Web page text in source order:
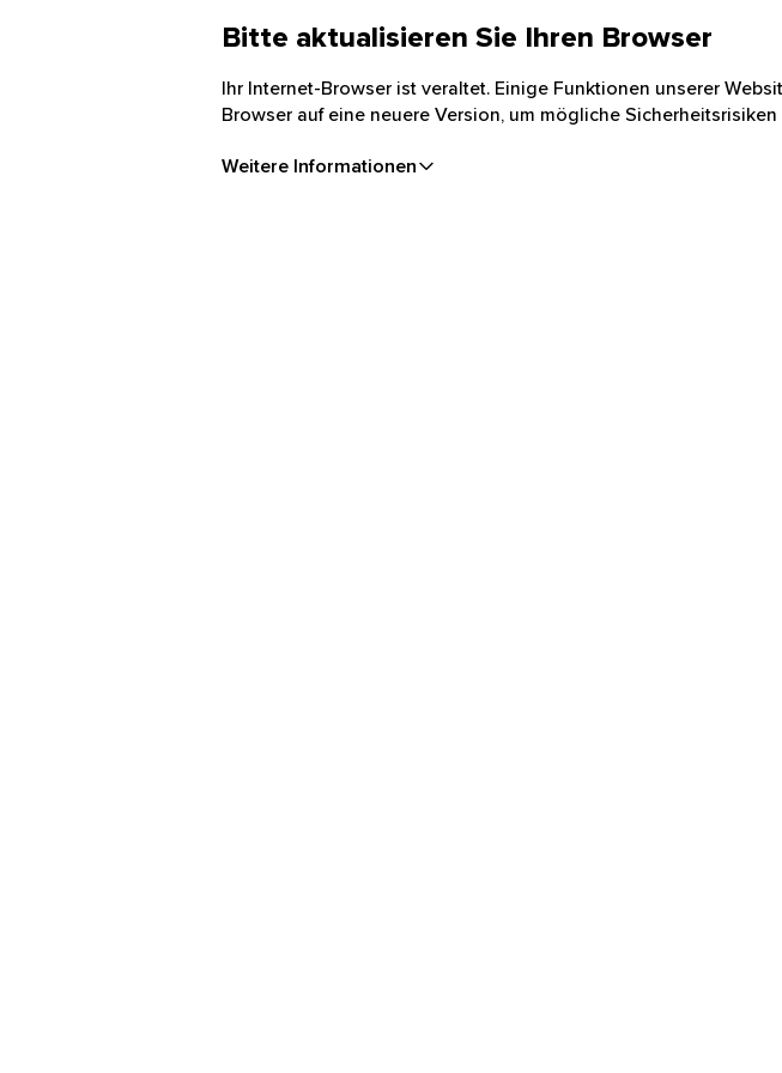
Bitte aktualisieren Sie Ihren Browser
Ihr Internet-Browser ist veraltet. Einige Funktionen unserer
Browser auf eine neuere Version, um mögliche
Weitere Informationen